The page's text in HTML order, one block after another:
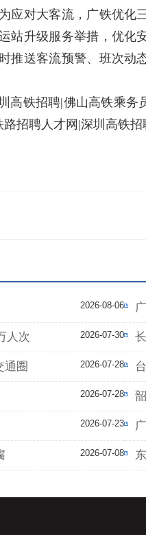
应对大客流，广铁优
站升级服务举措，优
推送客流预警、班次动
高铁招聘|佛山高铁乘
招聘人才网|深圳高铁
2026-08-06
人次 2026-07-30
通圈 2026-07-28
2026-07-28
2026-07-23
2026-07-08